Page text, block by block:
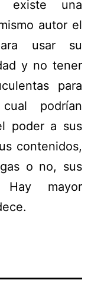
existe una
autor el
usar su
y no tener
para
podrían
poder a sus
contenidos,
o no, sus
mayor